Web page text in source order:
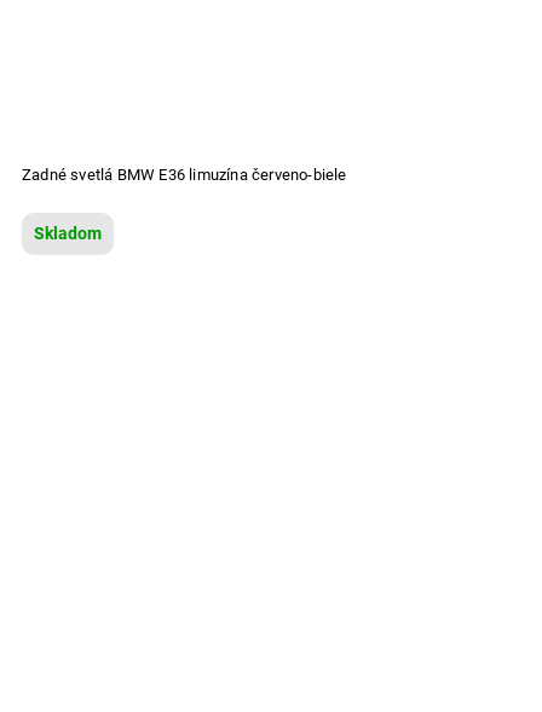
Zadné svetlá BMW E36 limuzína červeno-biele
Skladom